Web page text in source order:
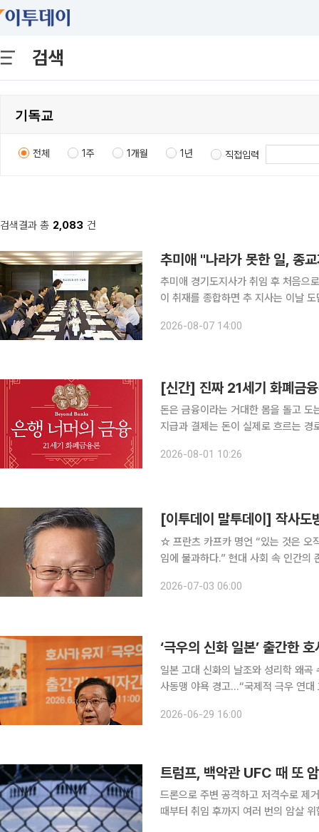
검색
전체 1주 1개월 1년 직접입력
검색결과 총 2,083 건
추미애 "나라가 못한 일, 종
추미애 경기도지사가 취임 후 처음으로
이 취재를 종합하면 추 지사는 이날
에 앞서 추 지사는 도청과 공공기관
2026-08-07 14:00
[신간] 진짜 21세기 화폐금
돈은 금융이라는 거대한 몸을 돌고 도
지급과 결제는 돈이 실제로 흐르는
(CBDC)가 부상한 지금, 화폐를 이해
2026-08-01 10:26
[이투데이 말투데이] 작사
☆ 프란츠 카프카 명언 “있는 것은 오직 목표뿐이다. 길은 없다. 우리가 길이라고 부르는 것은 망설
임에 불과하다.” 현대 사회 속 인간의 존재와 소외, 허무를 다룬 유대계 독일 소설가다. 무력한 인물
혹적인 상징주의를 이룩했다는 평을
2026-07-03 06:00
일본 고대 신화의 날조와 성리학 왜
사동맹 야욕 경고...“국제적 극우 연대 흐름 직시해야” “일본은 표면
말하고 싶다.” 29일 서울 종로구
2026-06-29 16:00
트럼프, 백악관 UFC 때 또
드론으로 주변 공격하고 저격수로 제거 계획
때부터 취임 후까지 여러 번의 암살